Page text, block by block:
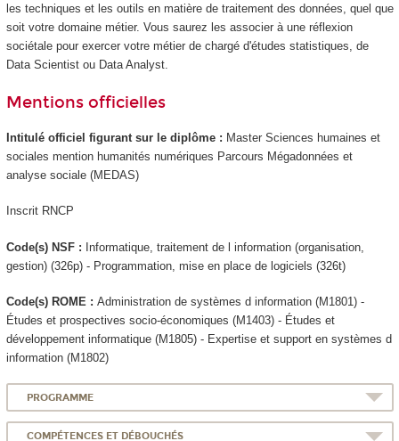
les techniques et les outils en matière de traitement des données, quel que
soit votre domaine métier. Vous saurez les associer à une réflexion
sociétale pour exercer votre métier de chargé d'études statistiques, de
Data Scientist ou Data Analyst.
Mentions officielles
Intitulé officiel figurant sur le diplôme : Master Sciences humaines et
sociales mention humanités numériques Parcours Mégadonnées et
analyse sociale (MEDAS)
Inscrit RNCP
Code(s) NSF : Informatique, traitement de l information (organisation,
gestion) (326p) - Programmation, mise en place de logiciels (326t)
Code(s) ROME : Administration de systèmes d information (M1801) -
Études et prospectives socio-économiques (M1403) - Études et
développement informatique (M1805) - Expertise et support en systèmes d
information (M1802)
PROGRAMME
COMPÉTENCES ET DÉBOUCHÉS